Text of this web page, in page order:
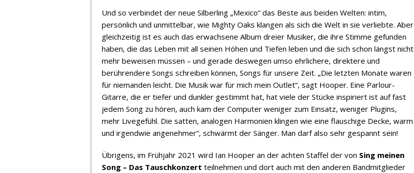
Und so verbindet der neue Silberling „Mexico“ das Beste aus beiden Welten: intim,
persönlich und unmittelbar, wie Mighty Oaks klangen als sich die Welt in sie verliebte. Aber
gleichzeitig ist es auch das erwachsene Album dreier Musiker, die ihre Stimme gefunden
haben, die das Leben mit all seinen Höhen und Tiefen leben und die sich schon längst nicht
mehr beweisen müssen – und gerade deswegen umso ehrlichere, direktere und
berührendere Songs schreiben können, Songs für unsere Zeit. „Die letzten Monate waren
für niemanden leicht. Die Musik war für mich mein Outlet“, sagt Hooper. Eine Parlour-
Gitarre, die er tiefer und dunkler gestimmt hat, hat viele der Stücke inspiriert ist auf fast
jedem Song zu hören, auch kam der Computer weniger zum Einsatz, weniger Plugins,
mehr Livegefühl. Die satten, analogen Harmonien klingen wie eine flauschige Decke, warm
und irgendwie angenehmer“, schwärmt der Sänger. Man darf also sehr gespannt sein!
Übrigens, im Frühjahr 2021 wird Ian Hooper an der achten Staffel der von Sing meinen
Song – Das Tauschkonzert teilnehmen und dort auch mit den anderen Bandmitglieder